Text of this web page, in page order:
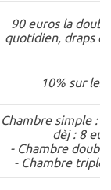
90 euros la
quotidien, draps
10% sur les
simple :
dèj : 8
- Chambre
- Chambre triple